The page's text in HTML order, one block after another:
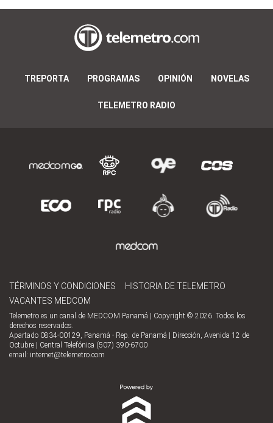
TREPORTA PROGRAMAS OPINIÓN NOVELAS
TELEMETRO RADIO
TÉRMINOS Y CONDICIONES
HISTORIA DE TELEMETRO
VACANTES MEDCOM
Telemetro es un canal de MEDCOM Panamá | Copyright © 2026. Todos los
derechos reservados.
Apartado 0834-00129, Panamá - Rep. de Panamá | Dirección, Avenida 12 de
Octubre | Central Telefónica (507) 390-6700
email: internet@telemetro.com